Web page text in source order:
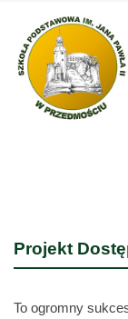
Dostępna
Szkoła
Szkoła
Podstawowa
Projekt
To ogromny